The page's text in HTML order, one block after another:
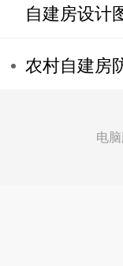
自建房设计
农村自建房
电脑